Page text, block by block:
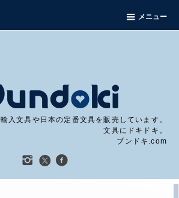
メニュー
輸入文具や日本の定番文具を販売しています。
文具にドキドキ。
ブンドキ.com